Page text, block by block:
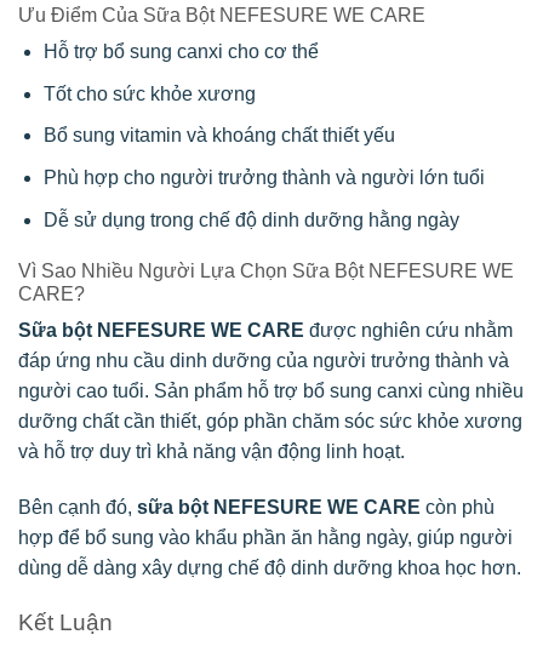
Ưu Điểm Của Sữa Bột NEFESURE WE CARE
Hỗ trợ bổ sung canxi cho cơ thể
Tốt cho sức khỏe xương
Bổ sung vitamin và khoáng chất thiết yếu
Phù hợp cho người trưởng thành và người lớn tuổi
Dễ sử dụng trong chế độ dinh dưỡng hằng ngày
Vì Sao Nhiều Người Lựa Chọn Sữa Bột NEFESURE WE
CARE?
Sữa bột NEFESURE WE CARE được nghiên cứu nhằm
đáp ứng nhu cầu dinh dưỡng của người trưởng thành và
người cao tuổi. Sản phẩm hỗ trợ bổ sung canxi cùng nhiều
dưỡng chất cần thiết, góp phần chăm sóc sức khỏe xương
và hỗ trợ duy trì khả năng vận động linh hoạt.
Bên cạnh đó, sữa bột NEFESURE WE CARE còn phù
hợp để bổ sung vào khẩu phần ăn hằng ngày, giúp người
dùng dễ dàng xây dựng chế độ dinh dưỡng khoa học hơn.
Kết Luận